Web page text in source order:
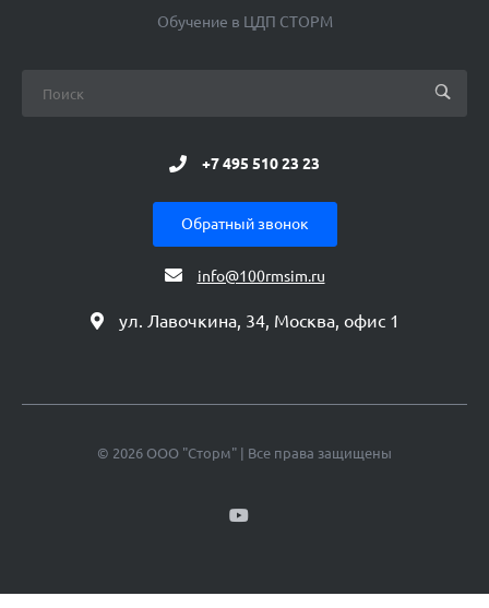
Обучение в ЦДП СТОРМ
+7 495 510 23 23
Обратный звонок
info@100rmsim.ru
ул. Лавочкина, 34, Москва, офис 1
© 2026 ООО "Сторм" | Все права защищены